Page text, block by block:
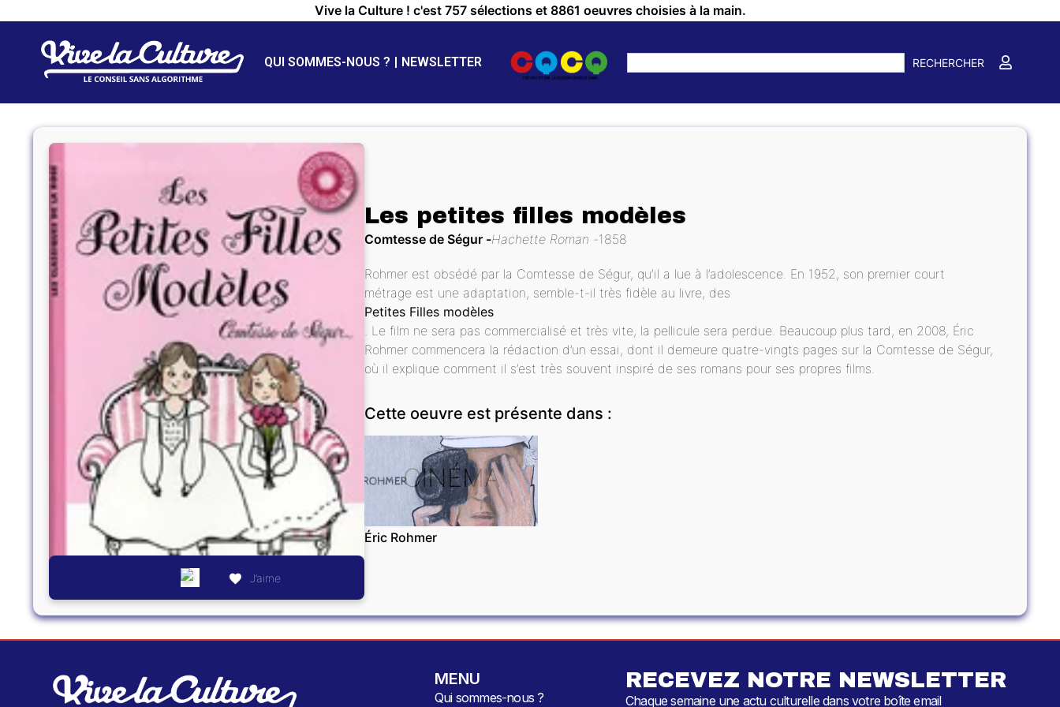
Vive la Culture ! c'est 757 sélections et 8861 oeuvres choisies à la main.
QUI SOMMES-NOUS ? NEWSLETTER RECHERCHER
J’aime
Les petites filles modèles
Comtesse de Ségur Hachette Roman 1858
Rohmer est obsédé par la Comtesse de Ségur, qu’il a lue à l’adolescence. En 1952, son premier court
métrage est une adaptation, semble-t-il très fidèle au livre, des
Petites Filles modèles
. Le film ne sera pas commercialisé et très vite, la pellicule sera perdue. Beaucoup plus tard, en 2008, Éric
Rohmer commencera la rédaction d’un essai, dont il demeure quatre-vingts pages sur la Comtesse de Ségur,
où il explique comment il s’est très souvent inspiré de ses romans pour ses propres films.
Cette oeuvre est présente dans :
CINÉMA
Éric Rohmer
MENU
Qui sommes-nous ?
RECEVEZ NOTRE NEWSLETTER
Chaque semaine une actu culturelle dans votre boîte email